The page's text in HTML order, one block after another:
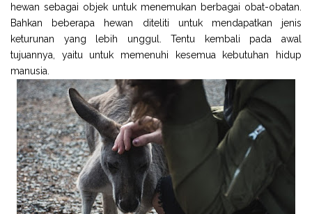
hewan sebagai objek untuk menemukan berbagai obat-obatan.
Bahkan beberapa hewan diteliti untuk mendapatkan jenis
keturunan yang lebih unggul. Tentu kembali pada awal
tujuannya, yaitu untuk memenuhi kesemua kebutuhan hidup
manusia.